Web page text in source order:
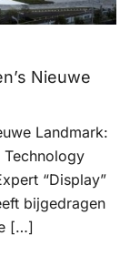
Nieuwe
Landmark:
Technology
“Display”
bijgedragen
[…]